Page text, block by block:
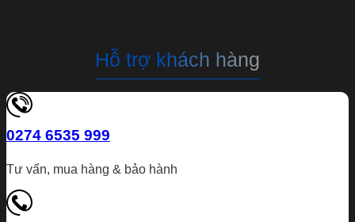
Hỗ trợ khách hàng
0274 6535 999
Tư vấn, mua hàng & bảo hành